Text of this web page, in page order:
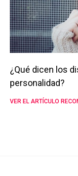
¿Qué dicen los
personalidad?
VER EL ARTÍCULO